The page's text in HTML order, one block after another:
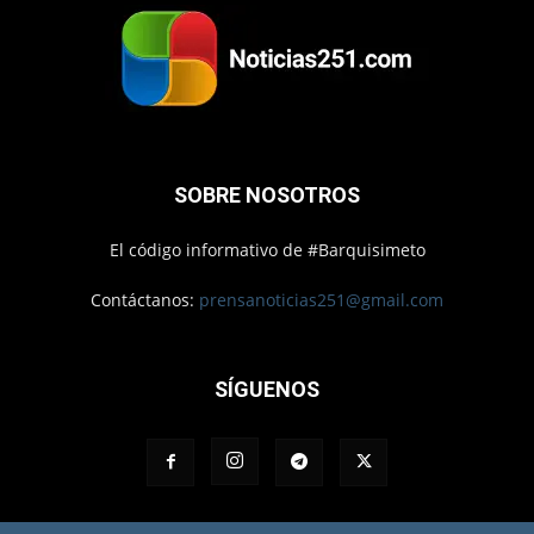
SOBRE NOSOTROS
El código informativo de #Barquisimeto
Contáctanos: prensanoticias251@gmail.com
SÍGUENOS